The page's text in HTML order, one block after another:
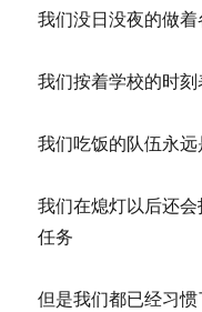
我们没日没夜的做
我们按着学校的时
我们吃饭的队伍永
我们在熄灯以后还
任务
但是我们都已经习